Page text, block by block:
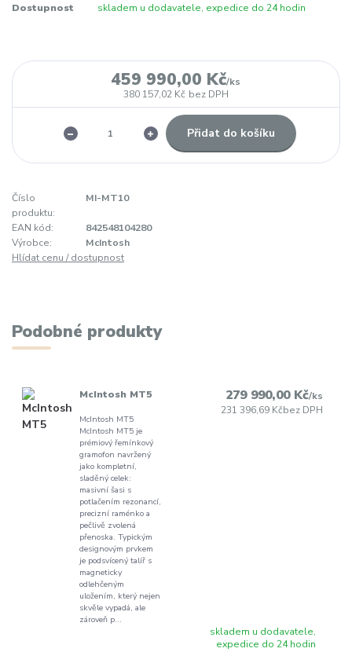
Dostupnost skladem u dodavatele, expedice do 24 hodin
459 990,00 Kč/ks
380 157,02 Kč bez DPH
Přidat do košíku
Číslo
produktu:
MI-MT10
EAN kód:
842548104280
Výrobce:
McIntosh
Hlídat cenu / dostupnost
Podobné produkty
McIntosh MT5
McIntosh MT5
McIntosh MT5 je
prémiový řemínkový
gramofon navržený
jako kompletní,
sladěný celek:
masivní šasi s
potlačením rezonancí,
precizní raménko a
pečlivě zvolená
přenoska. Typickým
designovým prvkem
je podsvícený talíř s
magneticky
odlehčeným
uložením, který nejen
skvěle vypadá, ale
zároveň p...
279 990,00 Kč/ks
231 396,69 Kčbez DPH
skladem u dodavatele,
expedice do 24 hodin